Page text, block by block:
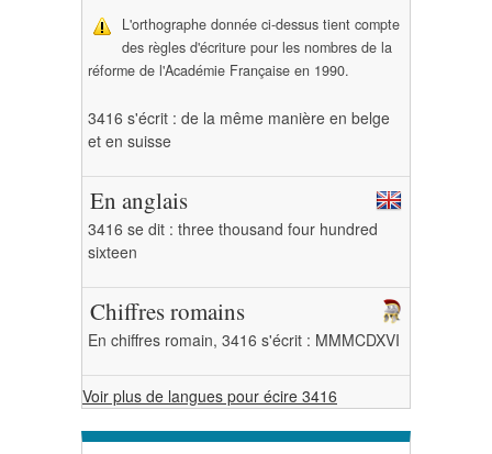
L'orthographe donnée ci-dessus tient compte
des règles d'écriture pour les nombres de la
réforme de l'Académie Française en 1990.
3416 s'écrit : de la même manière en belge
et en suisse
En anglais
3416 se dit : three thousand four hundred
sixteen
Chiffres romains
En chiffres romain, 3416 s'écrit : MMMCDXVI
Voir plus de langues pour écire 3416